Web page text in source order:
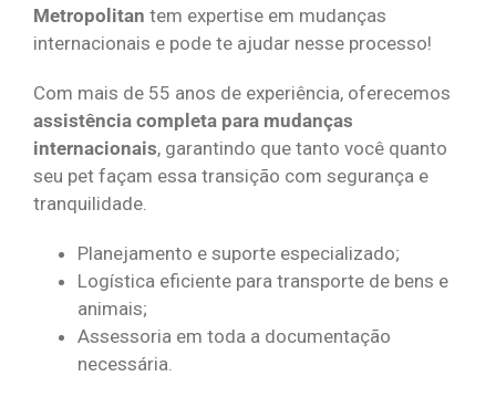
Metropolitan tem expertise em mudanças
internacionais e pode te ajudar nesse processo!
Com mais de 55 anos de experiência, oferecemos
assistência completa para mudanças
internacionais, garantindo que tanto você quanto
seu pet façam essa transição com segurança e
tranquilidade.
Planejamento e suporte especializado;
Logística eficiente para transporte de bens e
animais;
Assessoria em toda a documentação
necessária.